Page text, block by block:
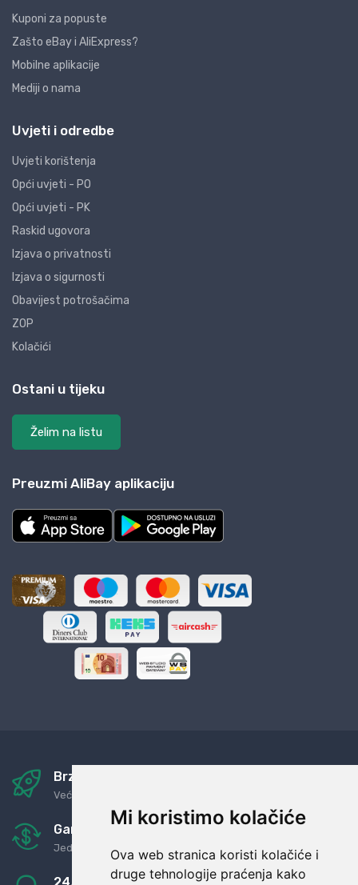
Mi koristimo kolačiće
Ova web stranica koristi kolačiće i
druge tehnologije praćenja kako
Kuponi za popuste
Zašto eBay i AliExpress?
Mobilne aplikacije
Mediji o nama
Uvjeti i odredbe
Uvjeti korištenja
Opći uvjeti - PO
Opći uvjeti - PK
Raskid ugovora
Izjava o privatnosti
Izjava o sigurnosti
Obavijest potrošačima
ZOP
Kolačići
Ostani u tijeku
Želim na listu
Preuzmi AliBay aplikaciju
Brza i sigurna dostava
Već za nekoliko dana kod vas
Garancija u povrat novaca
Jednostavno pravilo: Roba za novac